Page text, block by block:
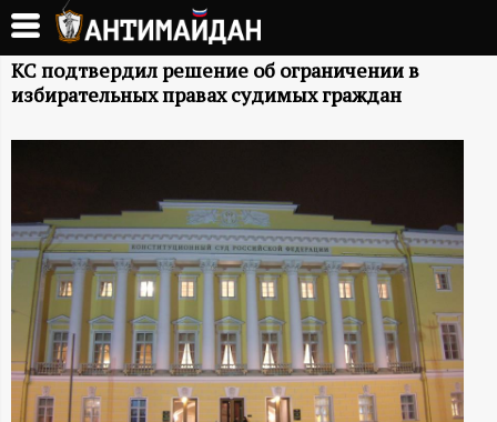
Перейти
основному
содержанию
А
И
М
А
Й
КС подтвердил решение об ограничении в
избирательных правах судимых граждан